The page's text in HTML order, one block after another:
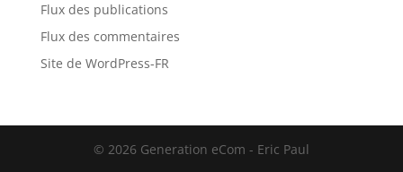
Flux des publications
Flux des commentaires
Site de WordPress-FR
© 2026 Generation eCom - Eric Paul